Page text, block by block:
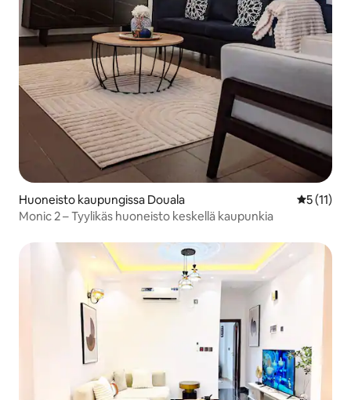
Huoneisto kaupungissa Douala
5 (11)
Monic 2 – Tyylikäs huoneisto keskellä kaupunkia